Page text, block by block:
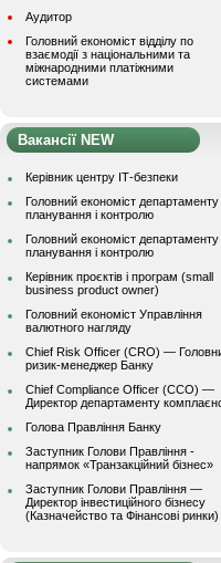
Аудитор
Головний економіст відділу по
взаємодії з національними та
міжнародними платіжними
системами
Вакансії NEW
Керівник центру ІТ-безпеки
Головний економіст департаменту
планування і контролю
Головний економіст департаменту
планування і контролю
Керівник проєктів і програм (small
business product owner)
Головний економіст Управління
валютного нагляду
Chief Risk Officer (CRO) —
ризик-менеджер Банку
Chief Compliance Officer (CCO) —
Директор департаменту
Голова Правління Банку
Заступник Голови Правління -
напрямок «Транзакційний бізнес»
Заступник Голови Правління —
Директор інвестиційного бізнесу
(Казначейство та Фінансові ринки)